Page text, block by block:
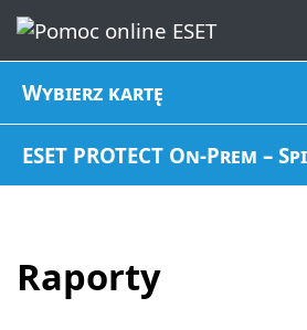
Wybierz kartę
ESET PROTECT On-Prem –
Raporty